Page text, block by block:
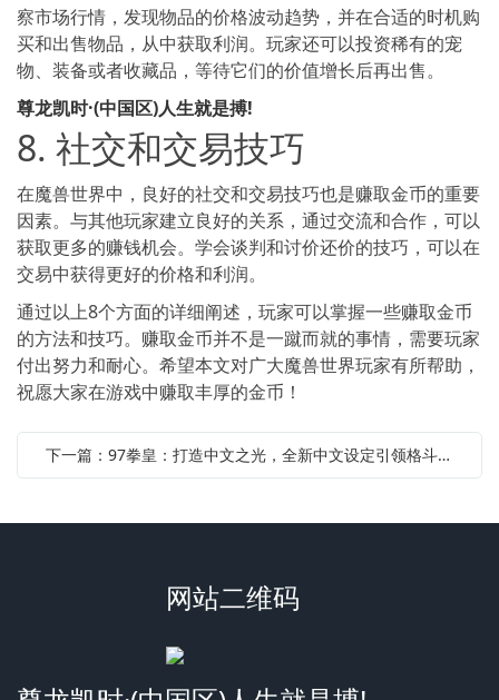
察市场行情，发现物品的价格波动趋势，并在合适的时机购
买和出售物品，从中获取利润。玩家还可以投资稀有的宠
物、装备或者收藏品，等待它们的价值增长后再出售。
尊龙凯时·(中国区)人生就是搏!
8. 社交和交易技巧
在魔兽世界中，良好的社交和交易技巧也是赚取金币的重要
因素。与其他玩家建立良好的关系，通过交流和合作，可以
获取更多的赚钱机会。学会谈判和讨价还价的技巧，可以在
交易中获得更好的价格和利润。
通过以上8个方面的详细阐述，玩家可以掌握一些赚取金币
的方法和技巧。赚取金币并不是一蹴而就的事情，需要玩家
付出努力和耐心。希望本文对广大魔兽世界玩家有所帮助，
祝愿大家在游戏中赚取丰厚的金币！
下一篇：97拳皇：打造中文之光，全新中文设定引领格斗新潮
网站二维码